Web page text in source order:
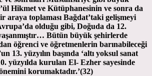
Hikmet ve Kütüphanesinin ve sonra da
araya toplaması Bağdat’taki gelişmeyi
olduğu gibi, Doğuda da 12.
Bütün büyük şehirlerde
öğrenci ve öğretmenlerin barınabileceği
13. yüzyılın başında ‘altı yoksul sanat
yüzyılda kurulan El- Ezher sayesinde
korumaktadır.’(32)